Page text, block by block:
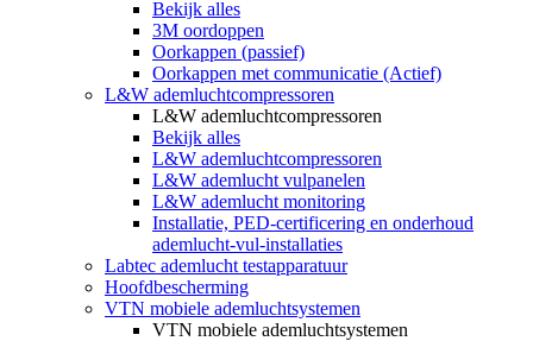
Bekijk alles
3M oordoppen
Oorkappen (passief)
Oorkappen met communicatie (Actief)
L&W ademluchtcompressoren
L&W ademluchtcompressoren
Bekijk alles
L&W ademluchtcompressoren
L&W ademlucht vulpanelen
L&W ademlucht monitoring
Installatie, PED-certificering en onderhoud
ademlucht-vul-installaties
Labtec ademlucht testapparatuur
Hoofdbescherming
VTN mobiele ademluchtsystemen
VTN mobiele ademluchtsystemen